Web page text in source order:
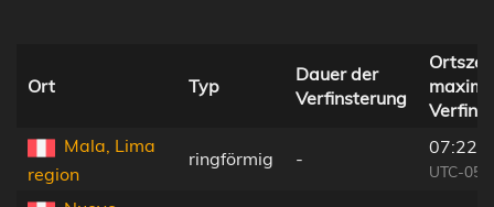
Ort Typ
Dauer der
Verfinsterung
Mala, Lima
region
ringförmig -
UTC-